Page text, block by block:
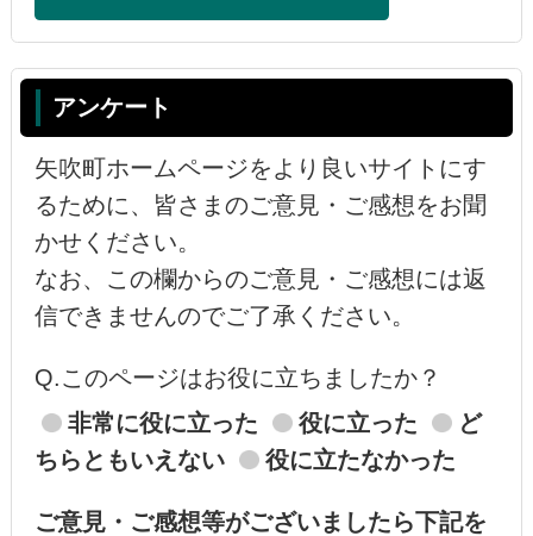
アンケート
矢吹町ホームページをより良いサイトにす
るために、皆さまのご意見・ご感想をお聞
かせください。
なお、この欄からのご意見・ご感想には返
信できませんのでご了承ください。
Q.このページはお役に立ちましたか？
非常に役に立った
役に立った
ど
ちらともいえない
役に立たなかった
ご意見・ご感想等がございましたら下記を